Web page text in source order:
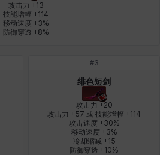
尔卡 约翰
艾登
蒂娅
攻击力 +13
技能增幅 +114
移动速度 +3%
防御穿透 +8%
#3
绯色短剑
攻击力 +20
攻击力 +57 或 技能增幅 +114
攻击速度 +30%
移动速度 +3%
冷却缩减 +15
防御穿透 +10%